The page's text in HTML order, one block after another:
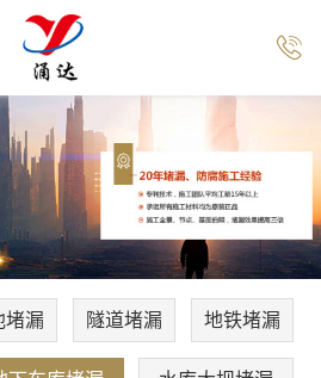
堵漏 隧道堵漏 地铁堵漏
